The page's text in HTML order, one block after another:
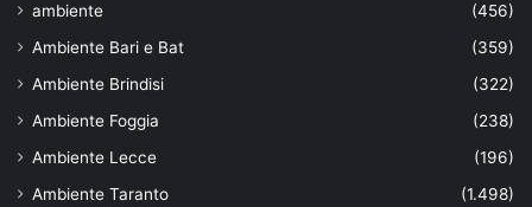
ambiente
(456)
Ambiente Bari e Bat
(359)
Ambiente Brindisi
(322)
Ambiente Foggia
(238)
Ambiente Lecce
(196)
Ambiente Taranto
(1.498)